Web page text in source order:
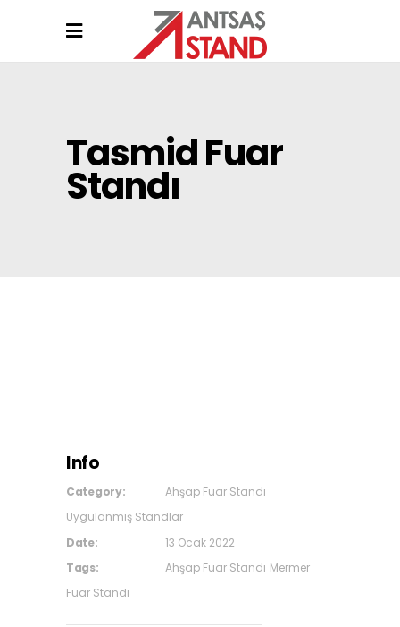
Tasmid Fuar
Standı
Info
Category:
Ahşap Fuar Standı
Uygulanmış Standlar
Date:
13 Ocak 2022
Tags:
Ahşap Fuar Standı Mermer
Fuar Standı